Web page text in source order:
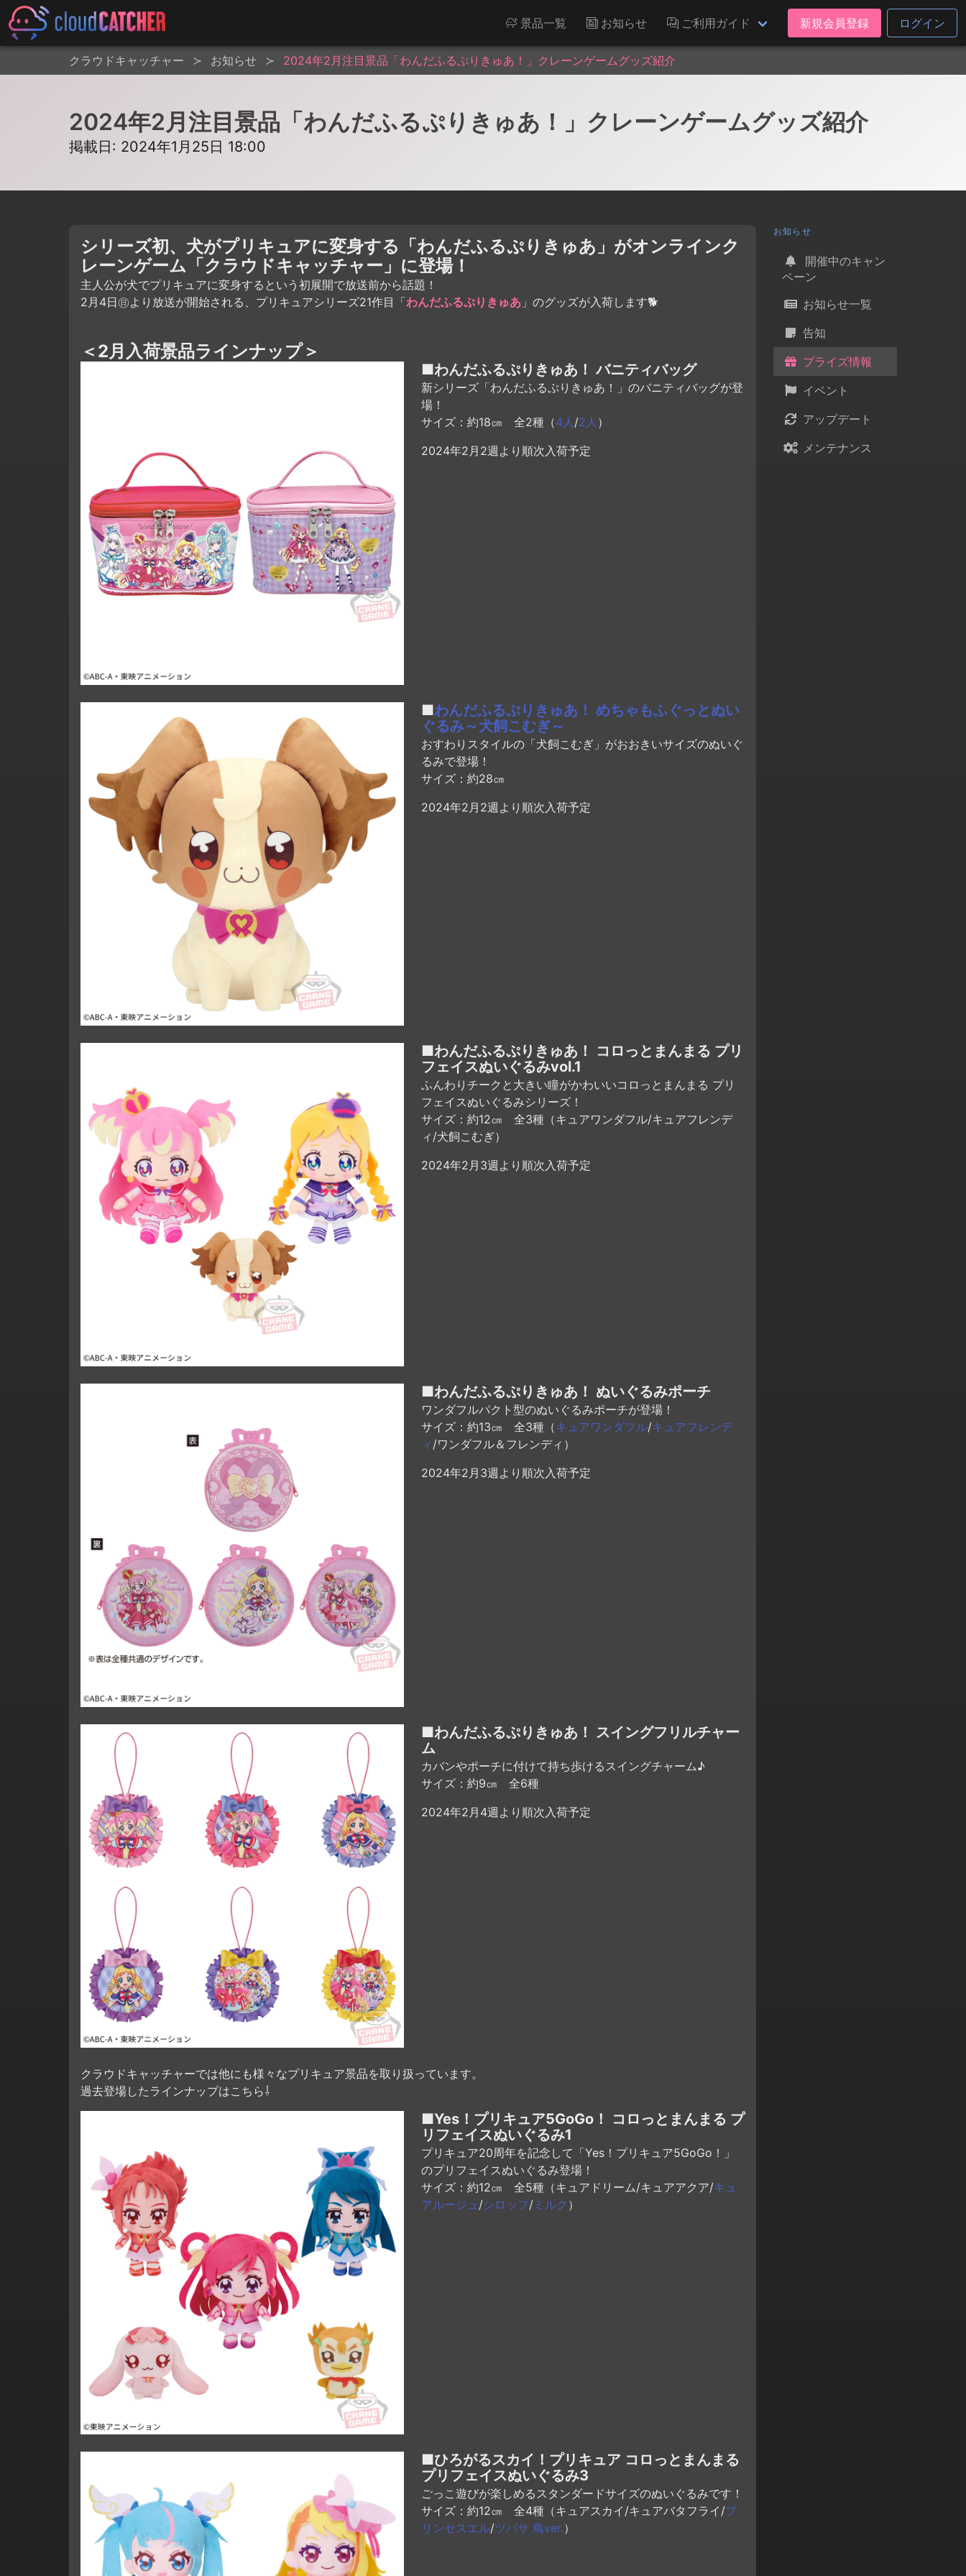
景品一覧 お知らせ ご利用ガイド 新規会員登録 ログイン
クラウドキャッチャー お知らせ 2024年2月注目景品「わんだふるぷりきゅあ！」クレーンゲームグッズ紹介
2024年2月注目景品「わんだふるぷりきゅあ！」クレーンゲームグッズ紹介
掲載日: 2024年1月25日 18:00
シリーズ初、犬がプリキュアに変身する「わんだふるぷりきゅあ」がオンラインク
レーンゲーム「クラウドキャッチャー」に登場！
主人公が犬でプリキュアに変身するという初展開で放送前から話題！
2月4日㊐より放送が開始される、プリキュアシリーズ21作目「わんだふるぷりきゅあ 」のグッズが入荷します🐕
＜2月入荷景品ラインナップ＞
■わんだふるぷりきゅあ！ バニティバッグ
新シリーズ「わんだふるぷりきゅあ！」のバニティバッグが登
場！
サイズ：約18㎝ 全2種（4人 /2人 ）
2024年2月2週より順次入荷予定
■わんだふるぷりきゅあ！ めちゃもふぐっとぬい
ぐるみ～犬飼こむぎ～
おすわりスタイルの「犬飼こむぎ」がおおきいサイズのぬいぐ
るみで登場！
サイズ：約28㎝
2024年2月2週より順次入荷予定
■わんだふるぷりきゅあ！ コロっとまんまる プリ
フェイスぬいぐるみvol.1
ふんわりチークと大きい瞳がかわいいコロっとまんまる プリ
フェイスぬいぐるみシリーズ！
サイズ：約12㎝ 全3種（キュアワンダフル/キュアフレンデ
ィ/犬飼こむぎ）
2024年2月3週より順次入荷予定
■わんだふるぷりきゅあ！ ぬいぐるみポーチ
ワンダフルパクト型のぬいぐるみポーチが登場！
サイズ：約13㎝ 全3種（キュアワンダフル/キュアフレンデ
ィ /ワンダフル＆フレンディ）
2024年2月3週より順次入荷予定
■わんだふるぷりきゅあ！ スイングフリルチャー
ム
カバンやポーチに付けて持ち歩けるスイングチャーム♪
サイズ：約9㎝ 全6種
2024年2月4週より順次入荷予定
クラウドキャッチャーでは他にも様々なプリキュア景品を取り扱っています。
過去登場したラインナップはこちら⇩
■Yes！プリキュア5GoGo！ コロっとまんまる プ
リフェイスぬいぐるみ1
プリキュア20周年を記念して「Yes！プリキュア5GoGo！」
のプリフェイスぬいぐるみ登場！
サイズ：約12㎝ 全5種（キュアドリーム/キュアアクア/キュ
アルージュ/シロップ/ ミルク ）
■ひろがるスカイ！プリキュア コロっとまんまる
プリフェイスぬいぐるみ3
ごっこ遊びが楽しめるスタンダードサイズのぬいぐるみです！
サイズ：約12㎝ 全4種（キュアスカイ/キュアバタフライ/プ
リンセスエル/ツバサ 鳥ver.）
お知らせ
開催中のキャン
ペーン
お知らせ一覧
告知
プライズ情報
イベント
アップデート
メンテナンス